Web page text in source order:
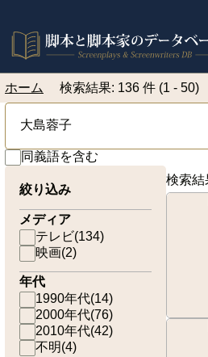
ホーム 検索結果: 136 件 (1 - 50)
同義語を含む
絞り込み
メディア
テレビ(134)
映画(2)
年代
1990年代(14)
2000年代(76)
2010年代(42)
不明(4)
検索結